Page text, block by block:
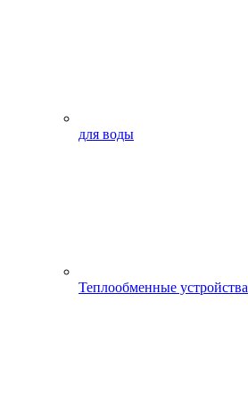
для воды
Теплообменные устройства